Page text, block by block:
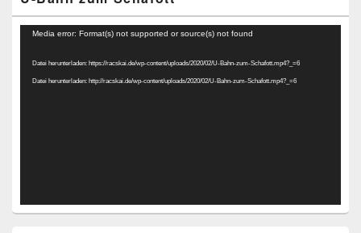
Video-
Media error: Format(s) not supported or source(s) not found
Datei herunterladen: https://racskai.de/wp-content/uploads/2020/02/U-Bahn-zum-Schafott.mp4?_=6
Datei herunterladen: http://racskai.de/wp-content/uploads/2020/02/U-Bahn-zum-Schafott.mp4?_=6